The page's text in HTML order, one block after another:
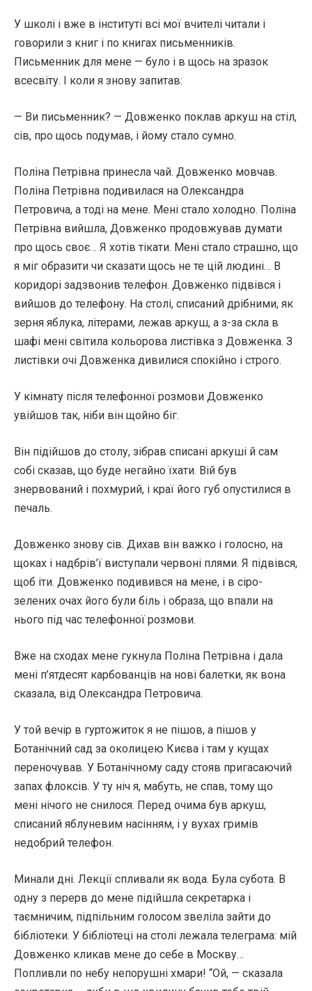
У школі і вже в інституті всі мої вчителі читали і
говорили з книг і по книгах письменників.
Письменник для мене — було і в щось на зразок
всесвіту. І коли я знову запитав:
— Ви письменник? — Довженко поклав аркуш на стіл,
сів, про щось подумав, і йому стало сумно.
Поліна Петрівна принесла чай. Довженко мовчав.
Поліна Петрівна подивилася на Олександра
Петровича, а тоді на мене. Мені стало холодно. Поліна
Петрівна вийшла, Довженко продовжував думати
про щось своє… Я хотів тікати. Мені стало страшно, що
я міг образити чи сказати щось не те цій людині… В
коридорі задзвонив телефон. Довженко підвівся і
вийшов до телефону. На столі, списаний дрібними, як
зерня яблука, літерами, лежав аркуш, а з-за скла в
шафі мені світила кольорова листівка з Довженка. З
листівки очі Довженка дивилися спокійно і строго.
У кімнату після телефонної розмови Довженко
увійшов так, ніби він щойно біг.
Він підійшов до столу, зібрав списані аркуші й сам
собі сказав, що буде негайно їхати. Вій був
знервований і похмурий, і краї його губ опустилися в
печаль.
Довженко знову сів. Дихав він важко і голосно, на
щоках і надбрів’ї виступали червоні плями. Я підвівся,
щоб іти. Довженко подивився на мене, і в сіро-
зелених очах його були біль і образа, що впали на
нього під час телефонної розмови.
Вже на сходах мене гукнула Поліна Петрівна і дала
мені п’ятдесят карбованців на нові балетки, як вона
сказала, від Олександра Петровича.
У той вечір в гуртожиток я не пішов, а пішов у
Ботанічний сад за околицею Києва і там у кущах
переночував. У Ботанічному саду стояв пригасаючий
запах флоксів. У ту ніч я, мабуть, не спав, тому що
мені нічого не снилося. Перед очима був аркуш,
списаний яблуневим насінням, і у вухах гримів
недобрий телефон.
Минали дні. Лекції спливали як вода. Була субота. В
одну з перерв до мене підійшла секретарка і
таємничим, підпільним голосом звеліла зайти до
бібліотеки. У бібліотеці на столі лежала телеграма: мій
Довженко кликав мене до себе в Москву…
Попливли по небу непорушні хмари! “Ой, — сказала